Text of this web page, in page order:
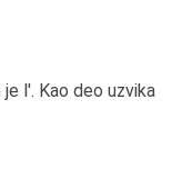
l'. Kao deo uzvika